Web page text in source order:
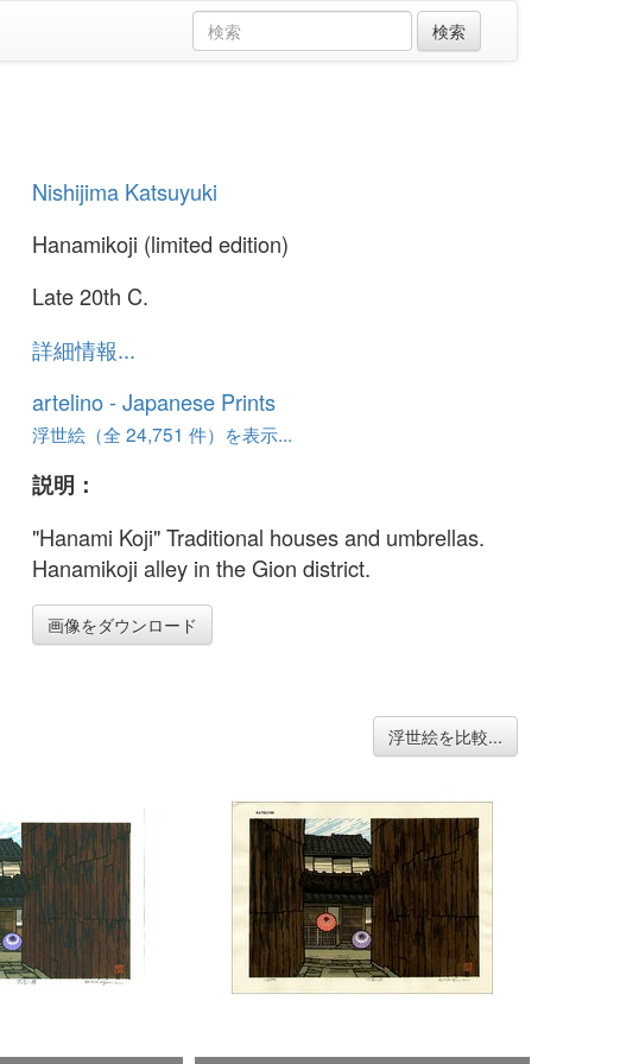
Nishijima Katsuyuki
Hanamikoji (limited edition)
Late 20th C.
詳細情報...
artelino - Japanese Prints
浮世絵（全 24,751 件）を表示...
説明：
"Hanami Koji" Traditional houses and umbrellas.
Hanamikoji alley in the Gion district.
画像をダウンロード
浮世絵を比較...